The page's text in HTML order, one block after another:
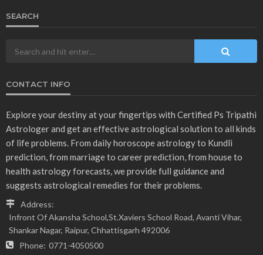
SEARCH
CONTACT INFO
Explore your destiny at your fingertips with Certified Ps Tripathi
Astrologer and get an effective astrological solution to all kinds
of life problems. From daily horoscope astrology to Kundli
prediction, from marriage to career prediction, from house to
health astrology forecasts, we provide full guidance and
suggests astrological remedies for their problems.
Address:
Infront Of Akansha School,St.Xaviers School Road, Avanti Vihar,
Shankar Nagar, Raipur, Chhattisgarh 492006
Phone: 0771-4050500